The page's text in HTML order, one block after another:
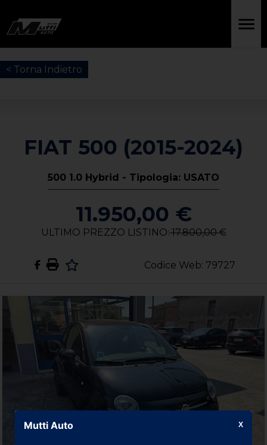
< Torna Indietro
Codice Web: 79727
FIAT 500 (2015-2024)
500 1.0 Hybrid - Tipologia: USATO
11.950,00 €
ULTIMO PREZZO LISTINO:17.800,00 €
Mutti Auto X